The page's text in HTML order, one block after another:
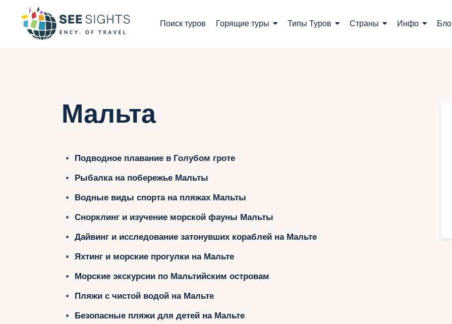
Поиск туров Горящие туры Типы Туров Страны Инфо
Ру
Мальта
Подводное плавание в Голубом гроте
Рыбалка на побережье Мальты
Водные виды спорта на пляжах Мальты
Снорклинг и изучение морской фауны Мальты
Дайвинг и исследование затонувших кораблей на Мальте
Яхтинг и морские прогулки на Мальте
Морские экскурсии по Мальтийским островам
Пляжи с чистой водой на Мальте
Безопасные пляжи для детей на Мальте